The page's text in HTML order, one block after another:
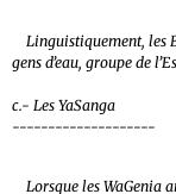
Linguistiquement, les
gens d’eau, groupe de
c.- Les YaSanga
--------------------
Lorsque les WaGenia